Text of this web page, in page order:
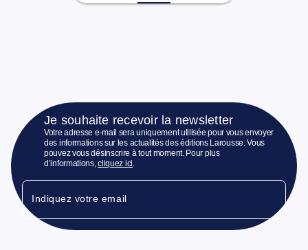
Je souhaite recevoir la newsletter
Votre adresse e-mail sera uniquement utilisée pour vous envoyer
des informations sur les actualités des éditions Larousse. Vous
pouvez vous désinscrire à tout moment. Pour plus
d’informations,cliquez ici.
Indiquez votre email